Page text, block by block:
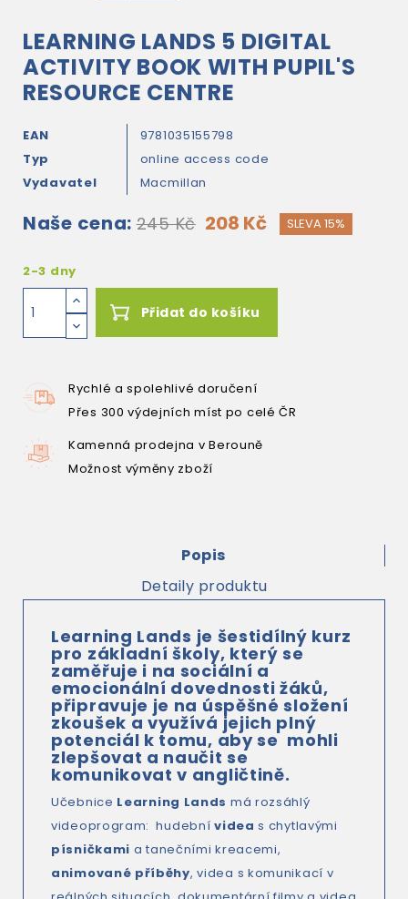
LEARNING LANDS 5 DIGITAL
ACTIVITY BOOK WITH PUPIL'S
RESOURCE CENTRE
EAN
9781035155798
Typ
online access code
Vydavatel
Macmillan
Naše cena: 245 Kč 208 Kč SLEVA 15%
2-3 dny
Přidat do košíku
Rychlé a spolehlivé doručení
Přes 300 výdejních míst po celé ČR
Kamenná prodejna v Berouně
Možnost výměny zboží
Popis
Detaily produktu
Learning Lands je šestidílný kurz
pro základní školy, který se
zaměřuje i na sociální a
emocionální dovednosti žáků,
připravuje je na úspěšné složení
zkoušek a využívá jejich plný
potenciál k tomu, aby se mohli
zlepšovat a naučit se
komunikovat v angličtině.
Učebnice Learning Lands má rozsáhlý
videoprogram: hudební videa s chytlavými
písničkami a tanečními kreacemi,
animované příběhy, videa s komunikací v